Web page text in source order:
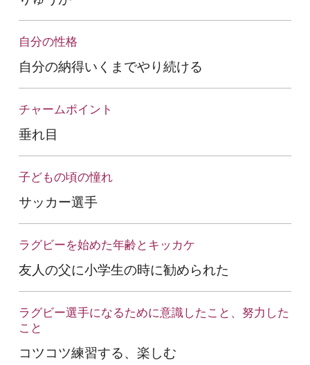
自分の性格
自分の納得いくまでやり続ける
チャームポイント
垂れ目
子どもの頃の憧れ
サッカー選手
ラグビーを始めた年齢とキッカケ
友人の父に小学生の時に勧められた
ラグビー選手になるために意識したこと、努力した
こと
コツコツ練習する、楽しむ